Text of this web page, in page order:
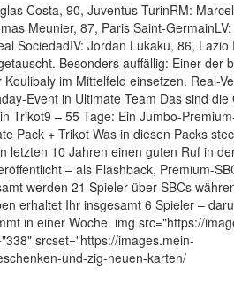
Costa, 90, Juventus TurinRM:
Meunier, 87, Paris Saint-
SociedadIV: Jordan Lukaku, 86, Lazio
Besonders auffällig: Einer der
im Mittelfeld einsetzen. Real-
Event in Ultimate Team Das sind die
Trikot9 – 55 Tage: Ein Jumbo-
Pack + Trikot Was in diesen Packs
letzten 10 Jahren einen guten Ruf in
– als Flashback, Premium-
werden 21 Spieler über SBCs
erhaltet Ihr insgesamt 6 Spieler –
in einer Woche. img src="https://
srcset="https://images.mein-
und-zig-neuen-karten/